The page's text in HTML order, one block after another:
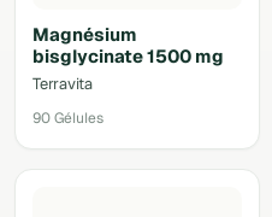
Magnésium
bisglycinate 1500 mg
Terravita
90 Gélules